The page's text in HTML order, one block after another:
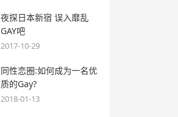
夜探日本新宿 误入靡乱
GAY吧
2017-10-29
同性恋圈:如何成为一名优
质的Gay?
2018-01-13